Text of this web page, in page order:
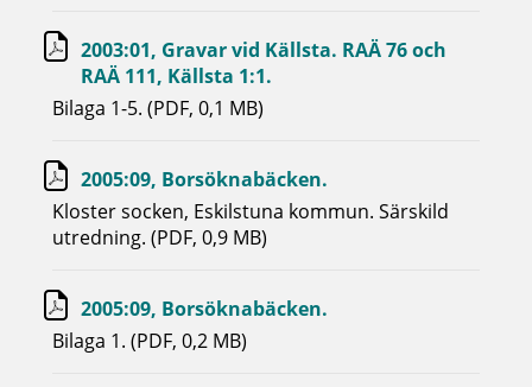
2003:01, Gravar vid Källsta. RAÄ 76 och
RAÄ 111, Källsta 1:1.
Bilaga 1-5. (PDF, 0,1 MB)
2005:09, Borsöknabäcken.
Kloster socken, Eskilstuna kommun. Särskild
utredning. (PDF, 0,9 MB)
2005:09, Borsöknabäcken.
Bilaga 1. (PDF, 0,2 MB)